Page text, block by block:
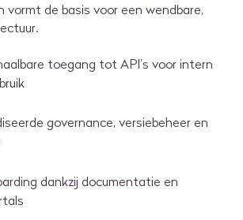
vormt de basis voor een wendbare,
toegang tot API’s voor intern
governance, versiebeheer en
dankzij documentatie en